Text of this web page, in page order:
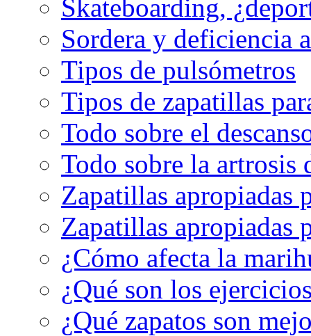
Skateboarding,
Sordera y deficiencia
Tipos de pulsómetros
Tipos de zapatillas
Todo sobre el
Todo sobre la artrosis
Zapatillas apropiadas
Zapatillas apropiadas
¿Cómo afecta la
¿Qué son los
¿Qué zapatos son